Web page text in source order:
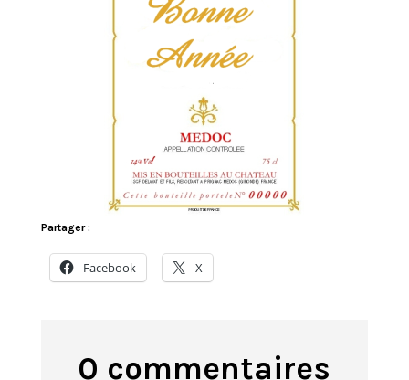
Partager :
Facebook X
0 commentaires